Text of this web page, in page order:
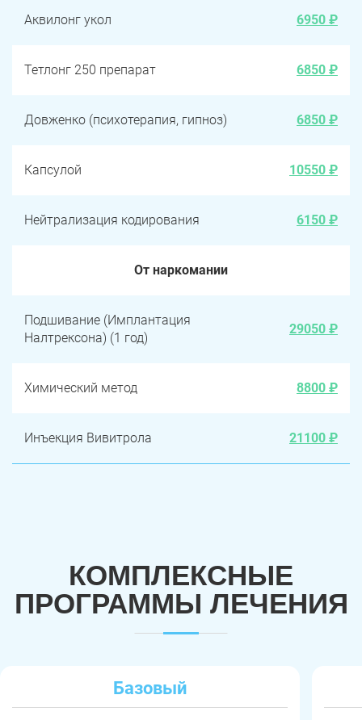
Аквилонг укол 6950 ₽
Тетлонг 250 препарат 6850 ₽
Довженко (психотерапия, гипноз) 6850 ₽
Капсулой 10550 ₽
Нейтрализация кодирования 6150 ₽
От наркомании
Подшивание (Имплантация
Налтрексона) (1 год)
29050 ₽
Химический метод 8800 ₽
Инъекция Вивитрола 21100 ₽
КОМПЛЕКСНЫЕ
ПРОГРАММЫ ЛЕЧЕНИЯ
Базовый